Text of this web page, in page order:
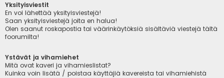
Yksityisviestit
En voi lähettää yksityisviestejä!
Saan yksityisviestejä joita en halua!
Olen saanut roskapostia tai väärinkäytöksiä sisältäviä viestejä tältä
foorumilta!
Ystävät ja vihamiehet
Mitä ovat kaveri ja vihamieslistat?
Kuinka voin lisätä / poistaa käyttäjiä kavereista tai vihamiehistä